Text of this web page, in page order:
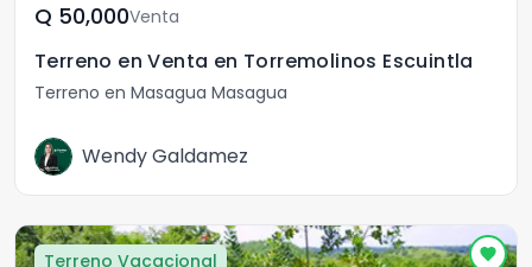
Q	50,000Venta
Terreno en Venta en Torremolinos Escuintla
Terreno en Masagua Masagua
Wendy Galdamez
Terreno Vacacional